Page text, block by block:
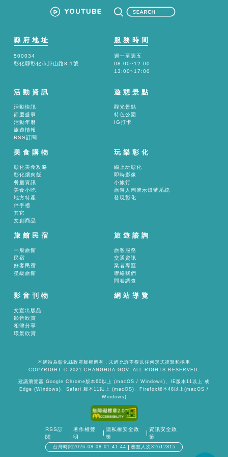
縣府地址
500034
彰化縣彰化市卦山路8-1號
服務時間
週一至週五
08:00~12:00
13:00~17:00
活動資訊
活動快訊
節慶盛事
活動年曆
旅遊情報
RSS訂閱
遊憩景點
觀光景點
特色公園
IG打卡
美食購物
彰化美食攻略
彰化爌肉飯
餐廳資訊
美食小吃
地方特產
伴手禮
其它
文創商品
玩樂彰化
線上玩彰化
即時影像
小旅行
旅遊人潮警示燈號系統
發現彰化
旅館民宿
一般旅館
民宿
好客民宿
星級旅館
旅遊諮詢
旅客服務
交通資訊
業者專區
聯絡我們
問卷調查
影音刊物
文宣出版品
影音欣賞
相簿分享
環景欣賞
網站導覽
本網站為彰化縣政府版權所有，未經允許不得以任何形式複製和採用
COPYRIGHT © 2021 CHANGHUA GOV. ALL RIGHTS RESERVED.
建議瀏覽器 Google Chrome版本60以上 (macOS / Windows)、IE版本11以上 或
Edge (Windows)、Safari 版本11以上 (macOS)、Firefox版本48以上(macOS /
Windows)
RSS訂
閱
著作權聲
明
隱私權安全政
策
資訊安全政
策
台灣時間2026-08-08 01:41:44 瀏覽人次32612815